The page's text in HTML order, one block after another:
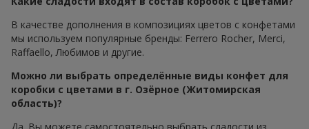
В качестве дополнения в композициях цветов с конфетами
мы используем популярные бренды: Ferrero Rocher, Merci,
Raffaello, Любимов и другие.
Можно ли выбрать определённые виды конфет для
коробки с цветами в г. Озёрное (Житомирская
область)?